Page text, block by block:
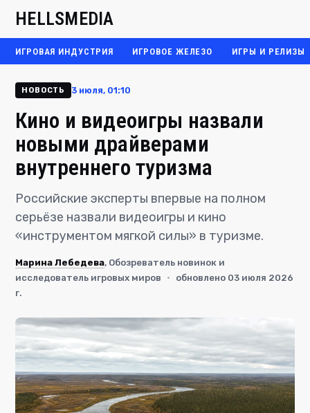
HELLSMEDIA
ИГРОВАЯ ИНДУСТРИЯ ИГРОВОЕ ЖЕЛЕЗО ИГРЫ И РЕЛИЗЫ
НОВОСТЬ 3 июля, 01:10
Кино и видеоигры назвали
новыми драйверами
внутреннего туризма
Российские эксперты впервые на полном
серьёзе назвали видеоигры и кино
«инструментом мягкой силы» в туризме.
Марина Лебедева, Обозреватель новинок и
исследователь игровых миров
·
обновлено 03 июля 2026
г.